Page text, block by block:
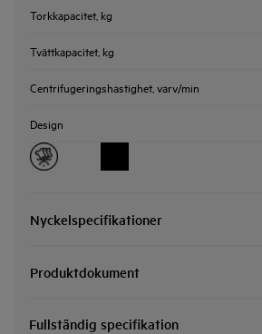
Torkkapacitet, kg
Tvättkapacitet, kg
Centrifugeringshastighet, varv/min
Design
Nyckelspecifikationer
Produktdokument
Fullständig specifikation